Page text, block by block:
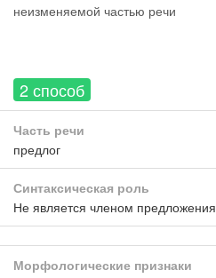
неизменяемой частью речи
2 способ
Часть речи
предлог
Синтаксическая роль
Не является членом предложения
Морфологические признаки